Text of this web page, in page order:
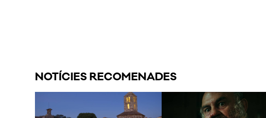
NOTÍCIES RECOMENADES